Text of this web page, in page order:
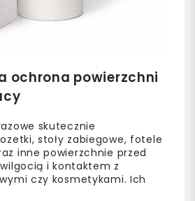
ochrona powierzchni
skutecznie
stoły zabiegowe, fotele
inne powierzchnie przed
i kontaktem z
czy kosmetykami. Ich